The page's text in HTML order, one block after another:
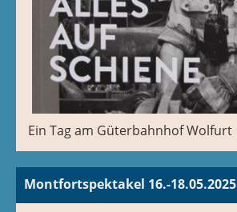
Ein Tag am Güterbahnhof Wolfurt
Montfortspektakel 16.-18.05.2025